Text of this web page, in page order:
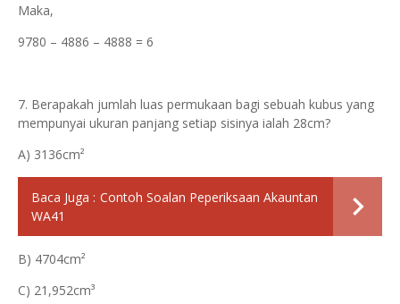
Maka,
9780 – 4886 – 4888 = 6
7. Berapakah jumlah luas permukaan bagi sebuah kubus yang
mempunyai ukuran panjang setiap sisinya ialah 28cm?
A) 3136cm²
Baca Juga : Contoh Soalan Peperiksaan Akauntan
WA41
B) 4704cm²
C) 21,952cm³